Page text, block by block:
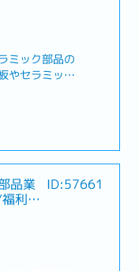
須。ない場
本免許から
ポート
ア大手グル
保険など）
ミック部品の
やセラミック
ガラスなど
端分野に供
注力してお
献も積極的に
営業戦略の立
会社全体の売
強化および
流部門など
だきます。
ける、非常
ーに準ずる
※経験値やス
品業
利厚
ID:57661